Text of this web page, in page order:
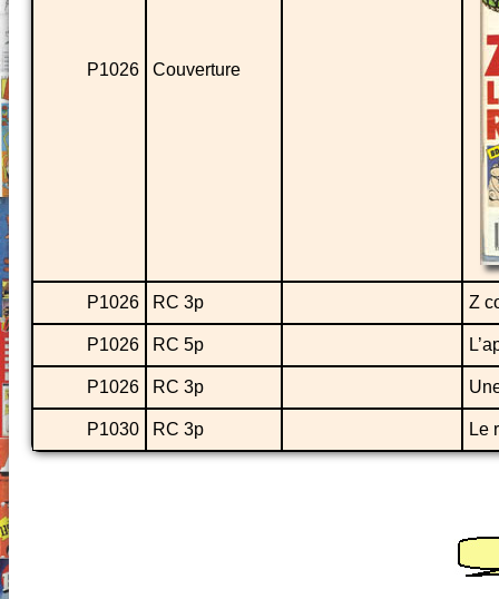
P1026 Couverture
P1026 RC 3p Z
P1026 RC 5p
P1026 RC 3p
P1030 RC 3p Le